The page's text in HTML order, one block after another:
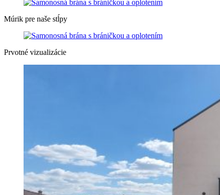
Múrik pre naše stĺpy
Prvotné vizualizácie